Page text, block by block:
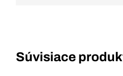
Súvisiace